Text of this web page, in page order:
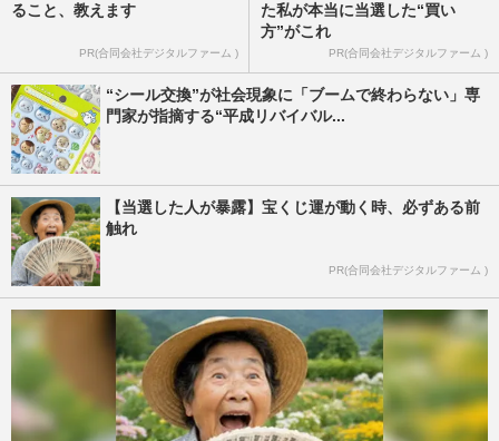
ること、教えます
PR(合同会社デジタルファーム )
た私が本当に当選した“買い
方”がこれ
PR(合同会社デジタルファーム )
“シール交換”が社会現象に「ブームで終わらない」専
門家が指摘する“平成リバイバル...
【当選した人が暴露】宝くじ運が動く時、必ずある前
触れ
PR(合同会社デジタルファーム )